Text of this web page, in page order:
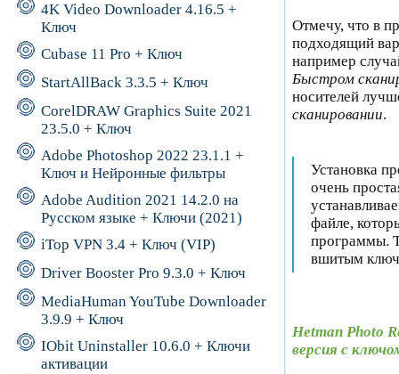
4K Video Downloader 4.16.5 +
Ключ
Cubase 11 Pro + Ключ
StartAllBack 3.3.5 + Ключ
CorelDRAW Graphics Suite 2021
23.5.0 + Ключ
Adobe Photoshop 2022 23.1.1 +
Ключ и Нейронные фильтры
Adobe Audition 2021 14.2.0 на
Русском языке + Ключи (2021)
iTop VPN 3.4 + Ключ (VIP)
Driver Booster Pro 9.3.0 + Ключ
MediaHuman YouTube Downloader
3.9.9 + Ключ
IObit Uninstaller 10.6.0 + Ключи
активации
Отмечу, что в
подходящий
например
Быстром
носителей
сканировании.
Установка
очень
файле,
программы.
вшитым
Hetman Photo
версия с